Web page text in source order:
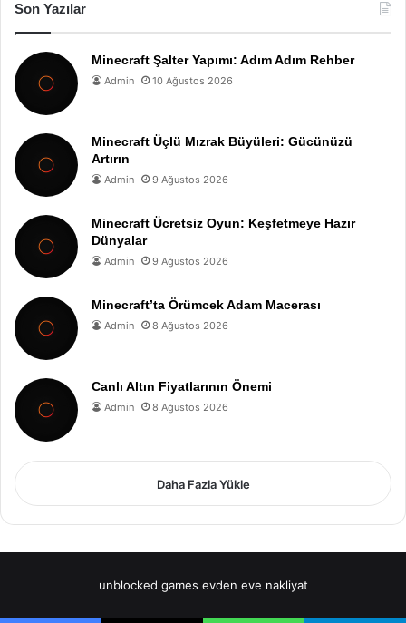
Son Yazılar
Minecraft Şalter Yapımı: Adım Adım Rehber
Admin 10 Ağustos 2026
Minecraft Üçlü Mızrak Büyüleri: Gücünüzü
Artırın
Admin 9 Ağustos 2026
Minecraft Ücretsiz Oyun: Keşfetmeye Hazır
Dünyalar
Admin 9 Ağustos 2026
Minecraft’ta Örümcek Adam Macerası
Admin 8 Ağustos 2026
Canlı Altın Fiyatlarının Önemi
Admin 8 Ağustos 2026
Daha Fazla Yükle
unblocked games evden eve nakliyat